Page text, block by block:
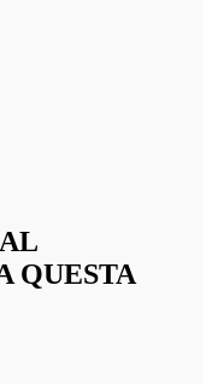
QUESTA